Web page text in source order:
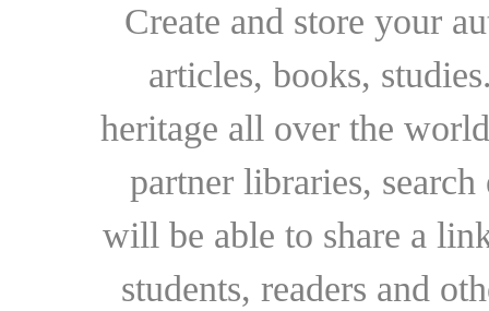
Create and store your
articles, books,
heritage all over the
partner libraries,
will be able to share a
students, readers and